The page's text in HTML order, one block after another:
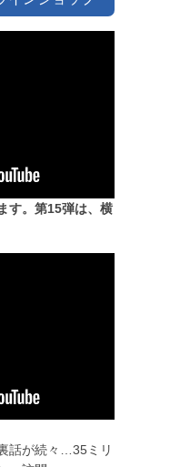
す。第15弾は、横
話が続々…35ミリ